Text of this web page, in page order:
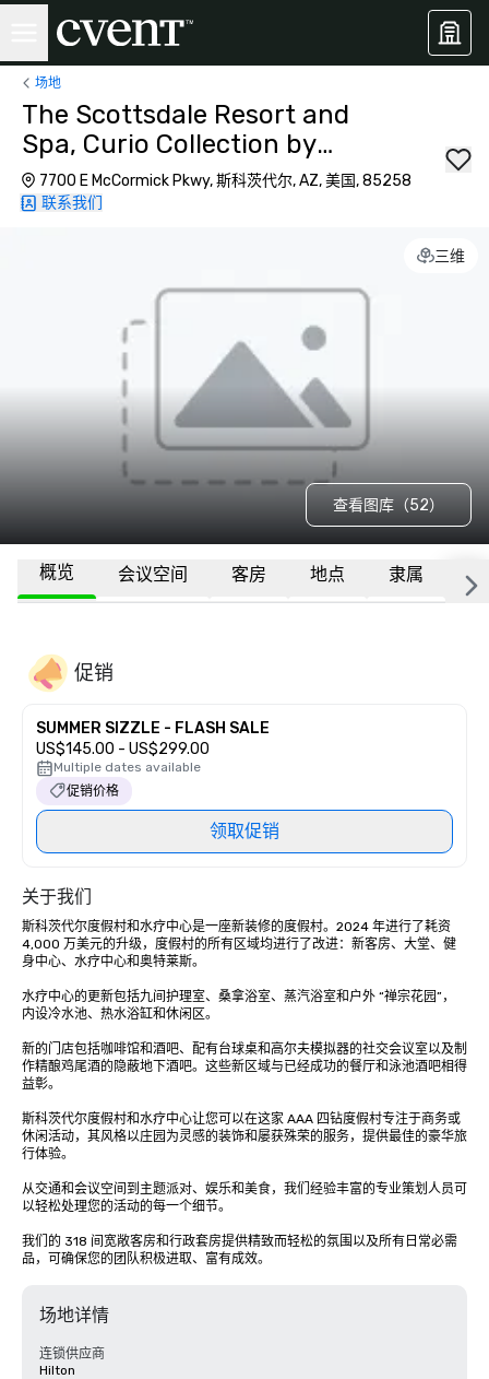
场地
The Scottsdale Resort and
Spa, Curio Collection by
Hilton
7700 E McCormick Pkwy, 斯科茨代尔, AZ, 美国, 85258
联系我们
三维
查看图库（52）
概览 会议空间 客房 地点 隶属 更
促销
SUMMER SIZZLE - FLASH SALE
US$145.00 - US$299.00
Multiple dates available
促销价格
领取促销
关于我们
斯科茨代尔度假村和水疗中心是一座新装修的度假村。2024 年进行了耗资
4,000 万美元的升级，度假村的所有区域均进行了改进：新客房、大堂、健
身中心、水疗中心和奥特莱斯。
水疗中心的更新包括九间护理室、桑拿浴室、蒸汽浴室和户外 “禅宗花园”，
内设冷水池、热水浴缸和休闲区。
新的门店包括咖啡馆和酒吧、配有台球桌和高尔夫模拟器的社交会议室以及制
作精酿鸡尾酒的隐蔽地下酒吧。这些新区域与已经成功的餐厅和泳池酒吧相得
益彰。
斯科茨代尔度假村和水疗中心让您可以在这家 AAA 四钻度假村专注于商务或
休闲活动，其风格以庄园为灵感的装饰和屡获殊荣的服务，提供最佳的豪华旅
行体验。
从交通和会议空间到主题派对、娱乐和美食，我们经验丰富的专业策划人员可
以轻松处理您的活动的每一个细节。
我们的 318 间宽敞客房和行政套房提供精致而轻松的氛围以及所有日常必需
品，可确保您的团队积极进取、富有成效。
场地详情
连锁供应商
Hilton